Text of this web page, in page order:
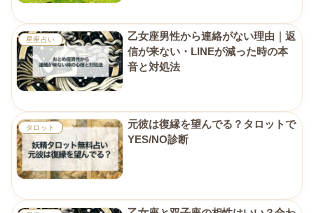
星座占い
乙女座男性から連絡がない理由｜返
信が来ない・LINEが減った時の本
音と対処法
タロット
元彼は復縁を望んでる？タロットで
YES/NO診断